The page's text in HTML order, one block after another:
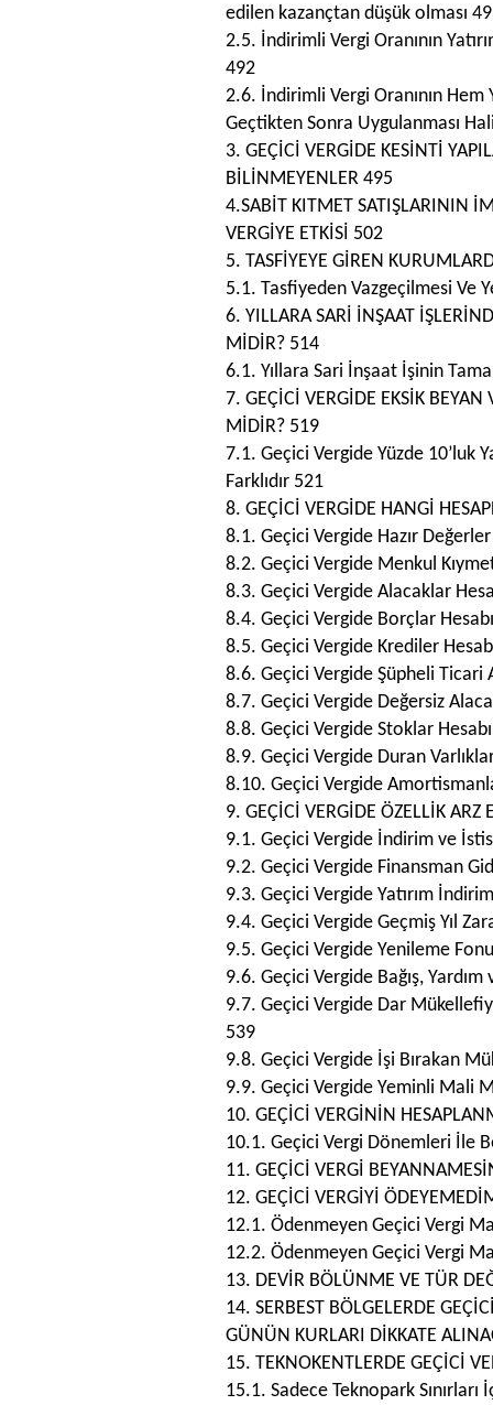
edilen kazançtan düşük olması
2.5. İndirimli Vergi Oranının
492
2.6. İndirimli Vergi Oranının Hem
Geçtikten Sonra Uygulanması
3. GEÇİCİ VERGİDE KESİNTİ
BİLİNMEYENLER 495
4.SABİT KITMET SATIŞLARININ
VERGİYE ETKİSİ 502
5. TASFİYEYE GİREN
5.1. Tasfiyeden Vazgeçilmesi Ve
6. YILLARA SARİ İNŞAAT
MİDİR? 514
6.1. Yıllara Sari İnşaat İşinin
7. GEÇİCİ VERGİDE EKSİK BEYAN
MİDİR? 519
7.1. Geçici Vergide Yüzde 10’luk
Farklıdır 521
8. GEÇİCİ VERGİDE HANGİ
8.1. Geçici Vergide Hazır Değerler
8.2. Geçici Vergide Menkul
8.3. Geçici Vergide Alacaklar
8.4. Geçici Vergide Borçlar
8.5. Geçici Vergide Krediler
8.6. Geçici Vergide Şüpheli Ticari
8.7. Geçici Vergide Değersiz
8.8. Geçici Vergide Stoklar
8.9. Geçici Vergide Duran
8.10. Geçici Vergide
9. GEÇİCİ VERGİDE ÖZELLİK ARZ
9.1. Geçici Vergide İndirim ve
9.2. Geçici Vergide Finansman
9.3. Geçici Vergide Yatırım
9.4. Geçici Vergide Geçmiş Yıl
9.5. Geçici Vergide Yenileme
9.6. Geçici Vergide Bağış,
9.7. Geçici Vergide Dar
539
9.8. Geçici Vergide İşi Bırakan
9.9. Geçici Vergide Yeminli Mali
10. GEÇİCİ VERGİNİN
10.1. Geçici Vergi Dönemleri İle
11. GEÇİCİ VERGİ
12. GEÇİCİ VERGİYİ
12.1. Ödenmeyen Geçici Vergi
12.2. Ödenmeyen Geçici Vergi
13. DEVİR BÖLÜNME VE TÜR
14. SERBEST BÖLGELERDE
GÜNÜN KURLARI DİKKATE
15. TEKNOKENTLERDE GEÇİCİ
15.1. Sadece Teknopark Sınırları